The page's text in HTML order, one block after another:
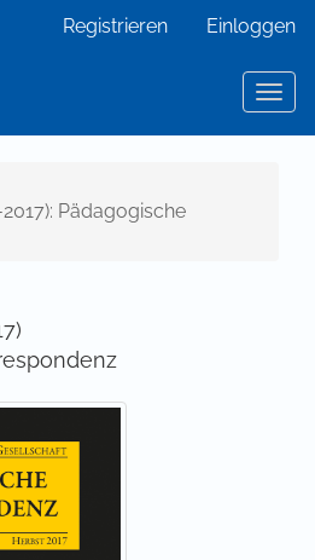
Registrieren Einloggen
Pädagogische